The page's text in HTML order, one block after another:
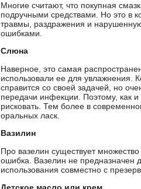
Многие считают, что покупная
подручными средствами. Но это в
травмы, раздражения и
ошибками.
Слюна
Наверное, это самая
использовали ее для увлажнения.
справится со своей задачей, но
передачи инфекции. Поэтому, как
рисковать. Тем более в
оральных ласк.
Вазилин
Про вазелин существует
ошибка. Вазелин не предназначен
использования совместно с